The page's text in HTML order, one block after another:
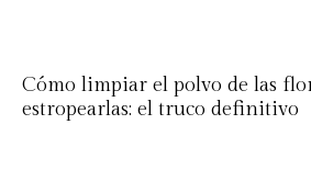
Cómo limpiar el polvo de las
estropearlas: el truco definitivo